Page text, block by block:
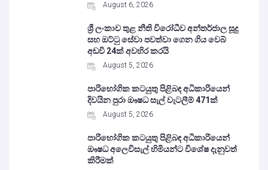
August 6, 2026
ශ්‍රී ලංකාව තුළ නීති විරෝධීව අන්තර්ජාල සූදු
සහ ඔට්ටු සේවා පවත්වා ගෙන ගිය වෙබ්
අඩවි 24ක් අවහිර කරයි
August 5, 2026
පාරිභෝගික කටයුතු පිළිබඳ අධිකාරියෙන්
දිවයින පුරා ඖෂධ සැල් වැටලීම් 471ක්
August 5, 2026
පාරිභෝගික කටයුතු පිළිබඳ අධිකාරියෙන්
ඖෂධ අලෙවිසැල් හිමියන්ට විශේෂ දැනුවත්
කිරීමක්